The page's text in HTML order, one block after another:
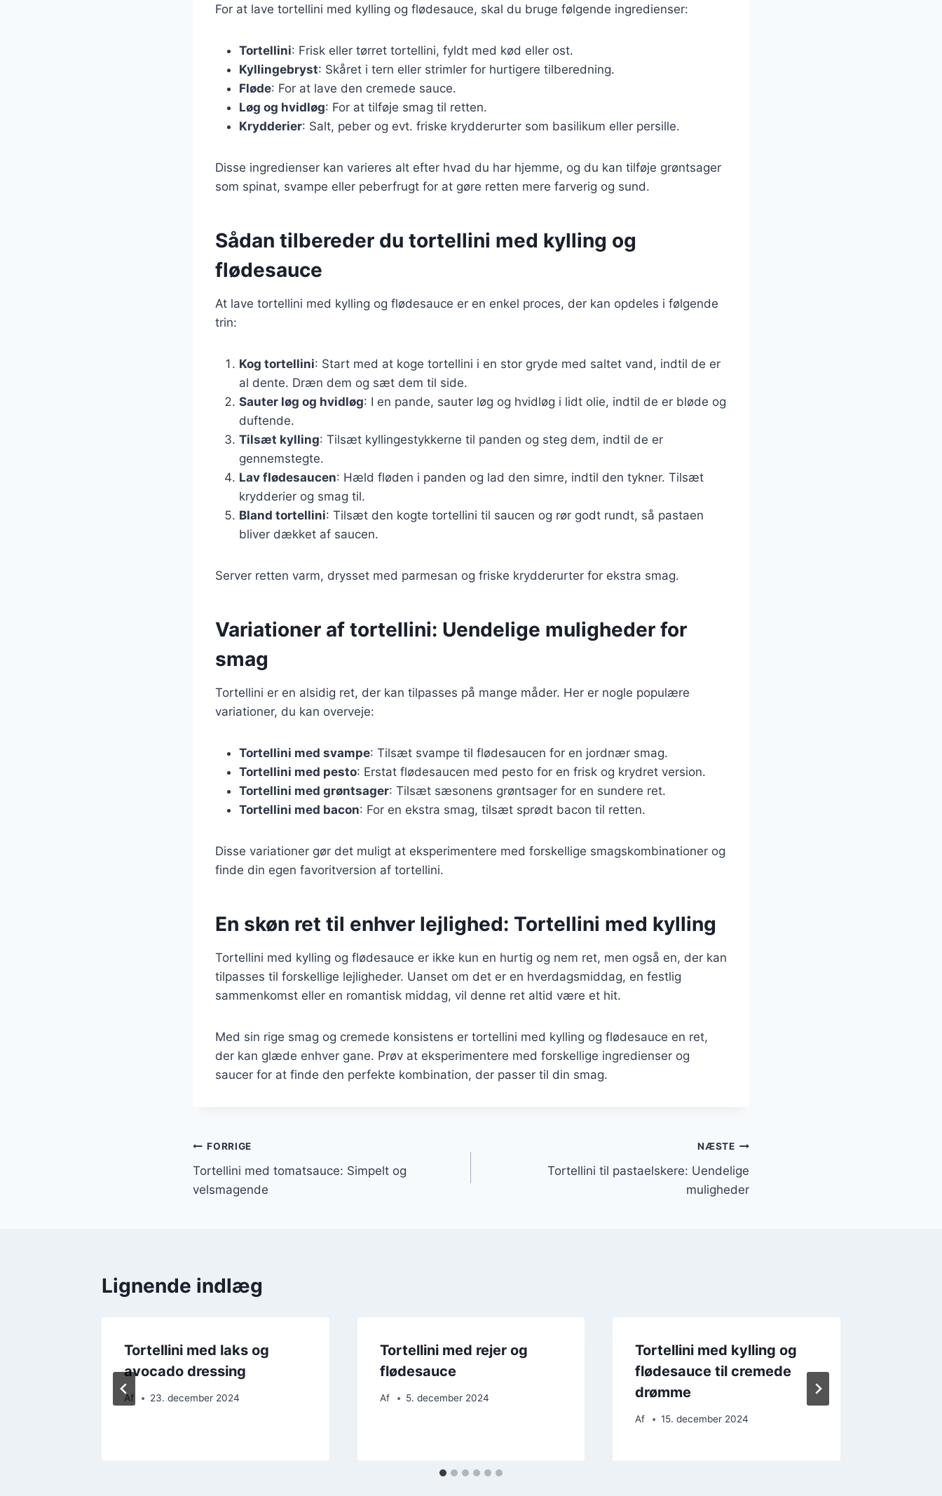
For at lave tortellini med kylling og flødesauce, skal du bruge følgende ingredienser:
Tortellini: Frisk eller tørret tortellini, fyldt med kød eller ost.
Kyllingebryst: Skåret i tern eller strimler for hurtigere tilberedning.
Fløde: For at lave den cremede sauce.
Løg og hvidløg: For at tilføje smag til retten.
Krydderier: Salt, peber og evt. friske krydderurter som basilikum eller persille.
Disse ingredienser kan varieres alt efter hvad du har hjemme, og du kan tilføje grøntsager
som spinat, svampe eller peberfrugt for at gøre retten mere farverig og sund.
Sådan tilbereder du tortellini med kylling og
flødesauce
At lave tortellini med kylling og flødesauce er en enkel proces, der kan opdeles i følgende
trin:
Kog tortellini: Start med at koge tortellini i en stor gryde med saltet vand, indtil de er
al dente. Dræn dem og sæt dem til side.
Sauter løg og hvidløg: I en pande, sauter løg og hvidløg i lidt olie, indtil de er bløde og
duftende.
Tilsæt kylling: Tilsæt kyllingestykkerne til panden og steg dem, indtil de er
gennemstegte.
Lav flødesaucen: Hæld fløden i panden og lad den simre, indtil den tykner. Tilsæt
krydderier og smag til.
Bland tortellini: Tilsæt den kogte tortellini til saucen og rør godt rundt, så pastaen
bliver dækket af saucen.
Server retten varm, drysset med parmesan og friske krydderurter for ekstra smag.
Variationer af tortellini: Uendelige muligheder for
smag
Tortellini er en alsidig ret, der kan tilpasses på mange måder. Her er nogle populære
variationer, du kan overveje:
Tortellini med svampe: Tilsæt svampe til flødesaucen for en jordnær smag.
Tortellini med pesto: Erstat flødesaucen med pesto for en frisk og krydret version.
Tortellini med grøntsager: Tilsæt sæsonens grøntsager for en sundere ret.
Tortellini med bacon: For en ekstra smag, tilsæt sprødt bacon til retten.
Disse variationer gør det muligt at eksperimentere med forskellige smagskombinationer og
finde din egen favoritversion af tortellini.
En skøn ret til enhver lejlighed: Tortellini med kylling
Tortellini med kylling og flødesauce er ikke kun en hurtig og nem ret, men også en, der kan
tilpasses til forskellige lejligheder. Uanset om det er en hverdagsmiddag, en festlig
sammenkomst eller en romantisk middag, vil denne ret altid være et hit.
Med sin rige smag og cremede konsistens er tortellini med kylling og flødesauce en ret,
der kan glæde enhver gane. Prøv at eksperimentere med forskellige ingredienser og
saucer for at finde den perfekte kombination, der passer til din smag.
Indlægsnavigation
FORRIGE
Tortellini med tomatsauce: Simpelt og
velsmagende
NÆSTE
Tortellini til pastaelskere: Uendelige
muligheder
Lignende indlæg
Tortellini med laks og
avocado dressing
Af 23. december 2024
Tortellini med rejer og
flødesauce
Af 5. december 2024
Tortellini med kylling og
flødesauce til cremede
drømme
Af 15. december 2024